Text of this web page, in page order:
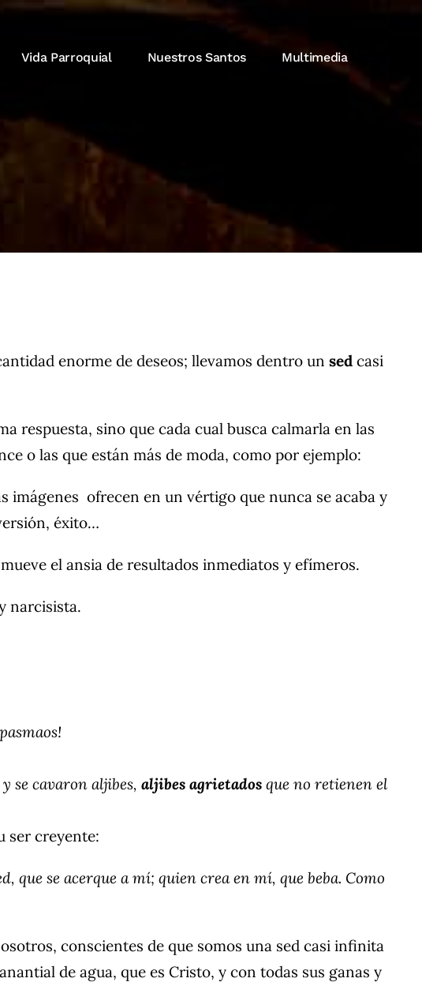
Vida Parroquial Nuestros Santos Multimedia
enorme de deseos; llevamos dentro un sed casi
respuesta, sino que cada cual busca calmarla en las
o las que están más de moda, como por ejemplo:
imágenes ofrecen en un vértigo que nunca se acaba y
éxito…
el ansia de resultados inmediatos y efímeros.
narcisista.
se cavaron aljibes, aljibes agrietadosque no retienen el
ser creyente:
que se acerque a mí; quien crea en mí, que beba. Como
conscientes de que somos una sed casi infinita
de agua, que es Cristo, y con todas sus ganas y